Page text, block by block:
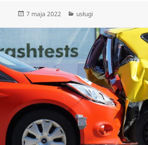
Data
7 maja 2022 Kategorie
usługi